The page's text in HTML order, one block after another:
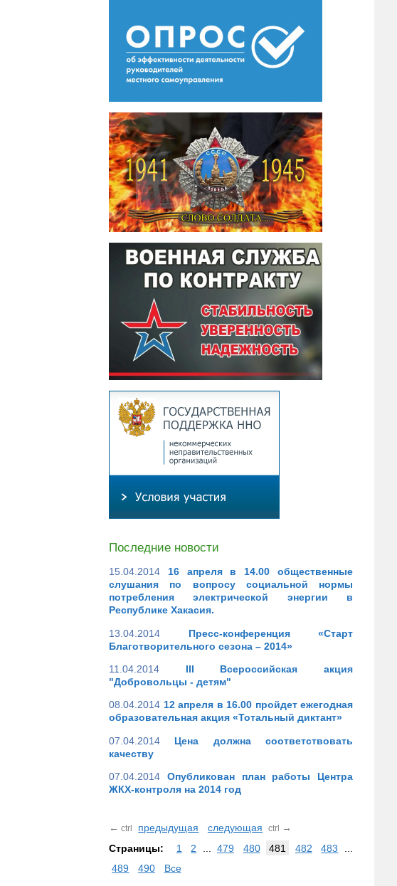
Последние новости
15.04.2014
16 апреля в 14.00 общественные
слушания по вопросу социальной нормы
потребления электрической энергии в
Республике Хакасия.
13.04.2014
Пресс-конференция «Старт
Благотворительного сезона – 2014»
11.04.2014
III Всероссийская акция
"Добровольцы - детям"
08.04.2014 12 апреля в 16.00 пройдет ежегодная
образовательная акция «Тотальный диктант»
07.04.2014
Цена должна соответствовать
качеству
07.04.2014
Опубликован план работы Центра
ЖКХ-контроля на 2014 год
← ctrl предыдущая следующая ctrl →
Страницы:
1 2 479 480 481 482 483
489
490 Все